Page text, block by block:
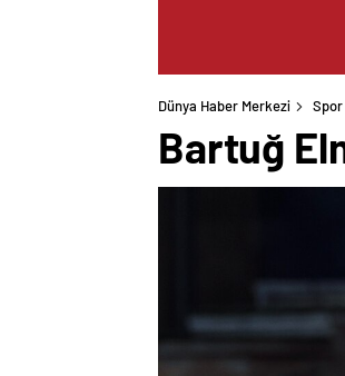
Dünya Haber Merkezi Spor
Bartuğ